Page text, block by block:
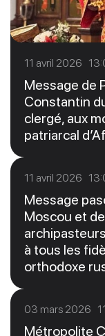
11 avril 2026
Message de
Constantin
clergé, aux
patriarcal
11 avril 2026
Message
Moscou et
à tous les
orthodoxe
03 mars 2026
Métropolite